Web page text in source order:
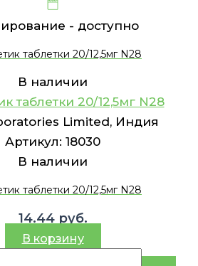
- доступно
таблетки 20/12,5мг N28
В наличии
таблетки 20/12,5мг N28
Limited, Индия
Артикул: 18030
В наличии
таблетки 20/12,5мг N28
14.44 руб.
В корзину